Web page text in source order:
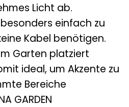
Licht ab.
einfach zu
Kabel benötigen.
Garten platziert
ideal, um Akzente zu
Bereiche
GARDEN